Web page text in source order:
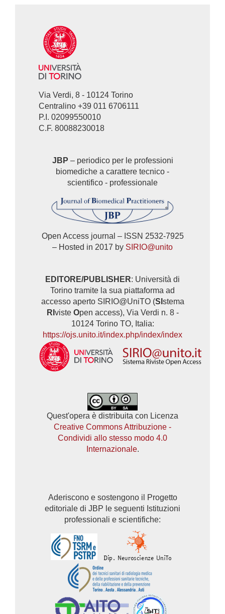
Via Verdi, 8 - 10124 Torino
Centralino +39 011 6706111
P.I. 02099550010
C.F. 80088230018
JBP – periodico per le professioni
biomediche a carattere tecnico -
scientifico - professionale
Open Access journal – ISSN 2532-7925
– Hosted in 2017 by SIRIO@unito
EDITORE/PUBLISHER: Università di
Torino tramite la sua piattaforma ad
accesso aperto SIRIO@UniTO (SI stema
RI viste Open access), Via Verdi n. 8 -
10124 Torino TO, Italia:
https://ojs.unito.it/index.php/index/index
Quest'opera è distribuita con Licenza
Creative Commons Attribuzione -
Condividi allo stesso modo 4.0
Internazionale.
Aderiscono e sostengono il Progetto
editoriale di JBP le seguenti Istituzioni
professionali e scientifiche: